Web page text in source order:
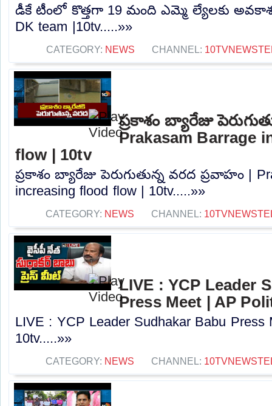
డీకే టీంలో కొత్తగా 19 మంది ఎమ్మె ల్యేలకు
DK team |10tv.....»»
CATEGORY: NEWS CHANNEL:
ప్రకాశం బ్యారేజు
Prakasam Barrage
flow | 10tv
ప్రకాశం బ్యారేజు పెరుగుతున్న వరద ప్రవాహం |
increasing flood flow | 10tv.....»»
CATEGORY: NEWS CHANNEL:
LIVE : YCP Leader
Press Meet | AP
LIVE : YCP Leader Sudhakar Babu Press
10tv.....»»
CATEGORY: NEWS CHANNEL: